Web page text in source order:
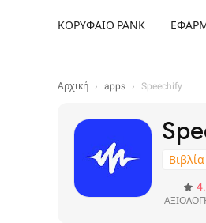
ΚΟΡΥΦΑΙΟ ΡΑΝΚ
Αρχική › apps › Speechify